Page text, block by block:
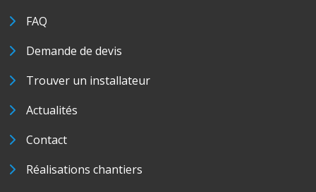
FAQ
Demande de devis
Trouver un installateur
Actualités
Contact
Réalisations chantiers